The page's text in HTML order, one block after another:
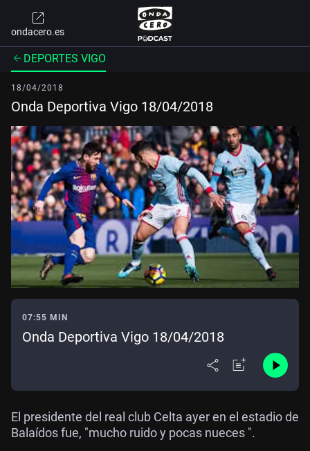
ondacero.es
DEPORTES VIGO
18/04/2018
Onda Deportiva Vigo 18/04/2018
07:55 MIN
Onda Deportiva Vigo 18/04/2018
El presidente del real club Celta ayer en el estadio de
Balaídos fue, "mucho ruido y pocas nueces ".